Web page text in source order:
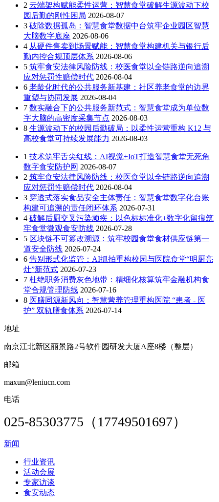
2 云端架构赋能柔性运营：智慧食堂破解生源波动下校
园后勤的刚性困局 2026-08-07
3 破除数据孤岛：智慧食堂数据中台筑牢企业园区智慧
大脑数字底座 2026-08-06
4 从硬件售卖到场景赋能：智慧食堂构建机关与银行后
勤内控合规顶层体系 2026-08-06
5 筑牢食安法律风险防线：校医食堂以全链路逆向追溯
应对惩罚性赔偿时代 2026-08-04
6 老龄化时代的公共服务新基建：社区养老食堂的边界
重塑与协同发展 2026-08-04
7 数实融合下的公共服务新范式：智慧食堂成为单位数
字大脑的高密度采集节点 2026-08-03
8 生源波动下的校园后勤破局：以柔性运营重构 K12 与
高校食堂可持续发展能力 2026-08-03
1 技术筑牢舌尖红线：AI视觉+IoT打造智慧食堂无死角
数字食安防护网 2026-08-07
2 筑牢食安法律风险防线：校医食堂以全链路逆向追溯
应对惩罚性赔偿时代 2026-08-04
3 穿透式落实食品安全主体责任：智慧食堂数字化台账
构建可追溯的责任闭环体系 2026-07-31
4 破解后厨交叉污染顽疾：以色标标准化+数字化留痕筑
牢食堂微观食安防线 2026-07-28
5 区块链不可篡改溯源：筑牢校园食堂食材供应链第一
道安全防线 2026-07-24
6 告别形式化监管：AI抓拍重构校园与医院食堂“明厨亮
灶”新范式 2026-07-23
7 杜绝职务消费灰色地带：精细化核算筑牢金融机构食
堂合规管理防线 2026-07-16
8 医膳同源新风向：智慧营养管理重构医院 “患者 - 医
护” 双轨膳食体系 2026-07-14
地址
南京江北新区丽景路2号软件园研发大厦A座8楼（整层）
邮箱
maxun@leniucn.com
电话
025-85303775（17749501697）
新闻
行业资讯
活动会展
专家访谈
食安动态